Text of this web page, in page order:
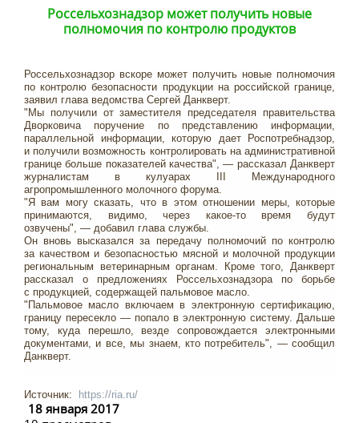
Россельхознадзор может получить новые
полномочия по контролю продуктов
Россельхознадзор вскоре может получить новые полномочия
по контролю безопасности продукции на российской границе,
заявил глава ведомства Сергей Данкверт.
"Мы получили от заместителя председателя правительства
Дворковича поручение по представлению информации,
параллельной информации, которую дает Роспотребнадзор,
и получили возможность контролировать на административной
границе больше показателей качества", — рассказал Данкверт
журналистам в кулуарах III Международного
агропромышленного молочного форума.
"Я вам могу сказать, что в этом отношении меры, которые
принимаются, видимо, через какое-то время будут
озвучены", — добавил глава службы.
Он вновь высказался за передачу полномочий по контролю
за качеством и безопасностью мясной и молочной продукции
региональным ветеринарным органам. Кроме того, Данкверт
рассказал о предложениях Россельхознадзора по борьбе
с продукцией, содержащей пальмовое масло.
"Пальмовое масло включаем в электронную сертификацию,
границу пересекло — попало в электронную систему. Дальше
тому, куда перешло, везде сопровождается электронными
документами, и все, мы знаем, кто потребитель", — сообщил
Данкверт.
Источник: https://ria.ru/
18 января 2017